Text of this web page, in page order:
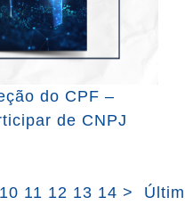
do CPF –
de CNPJ
10 11 12 13 14 >